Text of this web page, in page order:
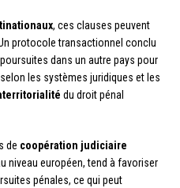
, ces clauses peuvent
protocole transactionnel conclu
dans un autre pays pour
les systèmes juridiques et les
du droit pénal
de coopération judiciaire
niveau européen, tend à favoriser
pénales, ce qui peut